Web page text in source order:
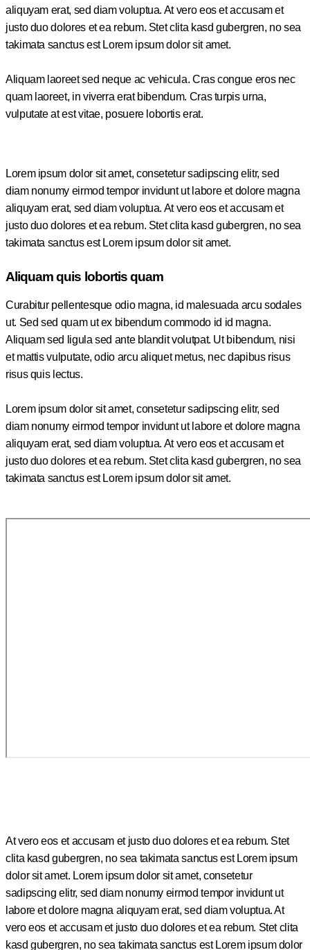
aliquyam erat, sed diam voluptua. At vero eos et accusam et
justo duo dolores et ea rebum. Stet clita kasd gubergren, no sea
takimata sanctus est Lorem ipsum dolor sit amet.
Aliquam laoreet sed neque ac vehicula. Cras congue eros nec
quam laoreet, in viverra erat bibendum. Cras turpis urna,
vulputate at est vitae, posuere lobortis erat.
Lorem ipsum dolor sit amet, consetetur sadipscing elitr, sed
diam nonumy eirmod tempor invidunt ut labore et dolore magna
aliquyam erat, sed diam voluptua. At vero eos et accusam et
justo duo dolores et ea rebum. Stet clita kasd gubergren, no sea
takimata sanctus est Lorem ipsum dolor sit amet.
Aliquam quis lobortis quam
Curabitur pellentesque odio magna, id malesuada arcu sodales
ut. Sed sed quam ut ex bibendum commodo id id magna.
Aliquam sed ligula sed ante blandit volutpat. Ut bibendum, nisi
et mattis vulputate, odio arcu aliquet metus, nec dapibus risus
risus quis lectus.
Lorem ipsum dolor sit amet, consetetur sadipscing elitr, sed
diam nonumy eirmod tempor invidunt ut labore et dolore magna
aliquyam erat, sed diam voluptua. At vero eos et accusam et
justo duo dolores et ea rebum. Stet clita kasd gubergren, no sea
takimata sanctus est Lorem ipsum dolor sit amet.
At vero eos et accusam et justo duo dolores et ea rebum. Stet
clita kasd gubergren, no sea takimata sanctus est Lorem ipsum
dolor sit amet. Lorem ipsum dolor sit amet, consetetur
sadipscing elitr, sed diam nonumy eirmod tempor invidunt ut
labore et dolore magna aliquyam erat, sed diam voluptua. At
vero eos et accusam et justo duo dolores et ea rebum. Stet clita
kasd gubergren, no sea takimata sanctus est Lorem ipsum dolor